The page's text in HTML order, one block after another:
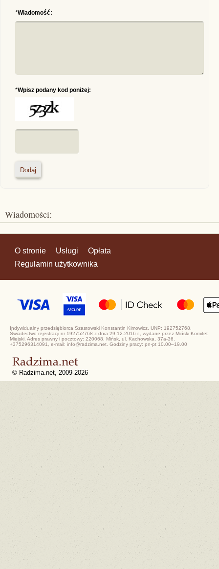
*Wiadomość:
*Wpisz podany kod poniżej:
Wiadomości:
O stronie Usługi
Opłata
Regulamin użytkownika
Indywidualny przedsiębiorca Szastowski Konstantin Kimowicz, UNP: 192752768.
Świadectwo rejestracji nr 192752768 z dnia 29.12.2016 r., wydane przez Miński Komitet
Miejski. Adres prawny i pocztowy: 220068, Mińsk, ul. Kachowska, 37a-36.
+375296314091, e-mail: info@radzima.net. Godziny pracy: pn-pt 10.00–19.00
© Radzima.net, 2009-2026